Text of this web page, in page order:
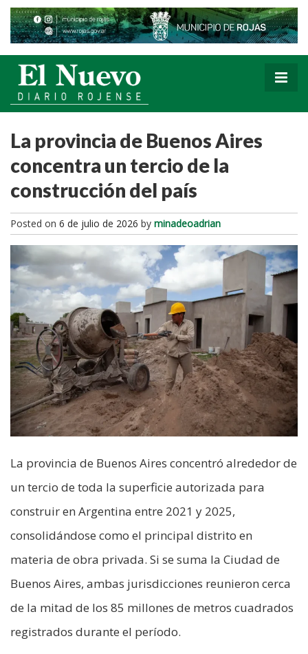
La provincia de Buenos Aires
concentra un tercio de la
construcción del país
Posted on 6 de julio de 2026 by minadeoadrian
La provincia de Buenos Aires concentró alrededor de
un tercio de toda la superficie autorizada para
construir en Argentina entre 2021 y 2025,
consolidándose como el principal distrito en
materia de obra privada. Si se suma la Ciudad de
Buenos Aires, ambas jurisdicciones reunieron cerca
de la mitad de los 85 millones de metros cuadrados
registrados durante el período.